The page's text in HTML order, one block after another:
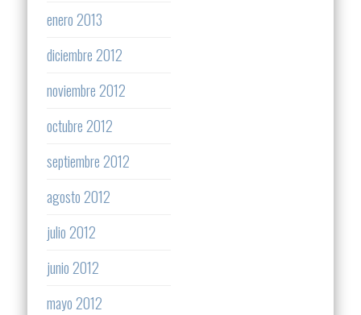
enero 2013
diciembre 2012
noviembre 2012
octubre 2012
septiembre 2012
agosto 2012
julio 2012
junio 2012
mayo 2012